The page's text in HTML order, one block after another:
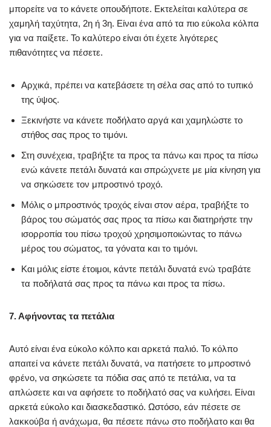
μπορείτε να το κάνετε οπουδήποτε. Εκτελείται καλύτερα σε
χαμηλή ταχύτητα, 2η ή 3η. Είναι ένα από τα πιο εύκολα κόλπα
για να παίξετε. Το καλύτερο είναι ότι έχετε λιγότερες
πιθανότητες να πέσετε.
Αρχικά, πρέπει να κατεβάσετε τη σέλα σας από το τυπικό
της ύψος.
Ξεκινήστε να κάνετε ποδήλατο αργά και χαμηλώστε το
στήθος σας προς το τιμόνι.
Στη συνέχεια, τραβήξτε τα προς τα πάνω και προς τα πίσω
ενώ κάνετε πετάλι δυνατά και σπρώχνετε με μία κίνηση για
να σηκώσετε τον μπροστινό τροχό.
Μόλις ο μπροστινός τροχός είναι στον αέρα, τραβήξτε το
βάρος του σώματός σας προς τα πίσω και διατηρήστε την
ισορροπία του πίσω τροχού χρησιμοποιώντας το πάνω
μέρος του σώματος, τα γόνατα και το τιμόνι.
Και μόλις είστε έτοιμοι, κάντε πετάλι δυνατά ενώ τραβάτε
τα ποδήλατά σας προς τα πάνω και προς τα πίσω.
7. Αφήνοντας τα πετάλια
Αυτό είναι ένα εύκολο κόλπο και αρκετά παλιό. Το κόλπο
απαιτεί να κάνετε πετάλι δυνατά, να πατήσετε το μπροστινό
φρένο, να σηκώσετε τα πόδια σας από τε πετάλια, να τα
απλώσετε και να αφήσετε το ποδήλατό σας να κυλήσει. Είναι
αρκετά εύκολο και διασκεδαστικό. Ωστόσο, εάν πέσετε σε
λακκούβα ή ανάχωμα, θα πέσετε πάνω στο ποδήλατο και θα